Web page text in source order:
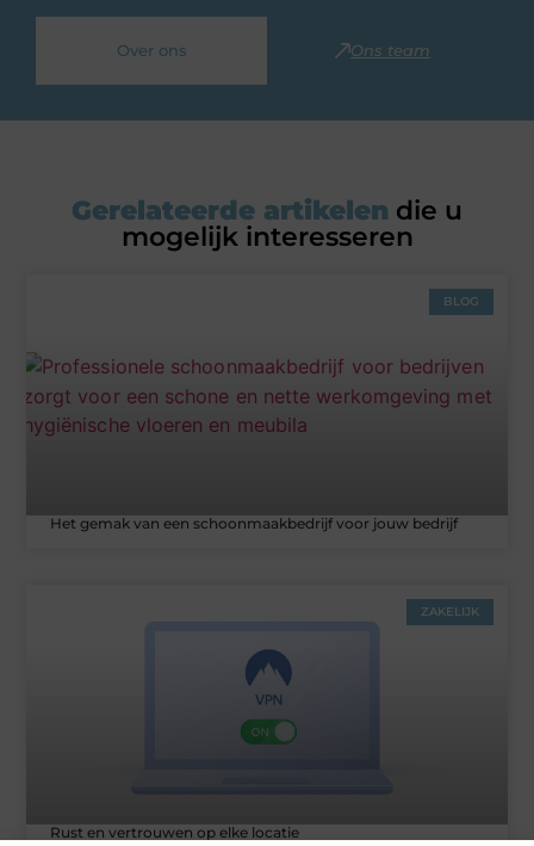
Over ons Ons team
Gerelateerde artikelen die u
mogelijk interesseren
BLOG
Het gemak van een schoonmaakbedrijf voor jouw bedrijf
ZAKELIJK
Rust en vertrouwen op elke locatie